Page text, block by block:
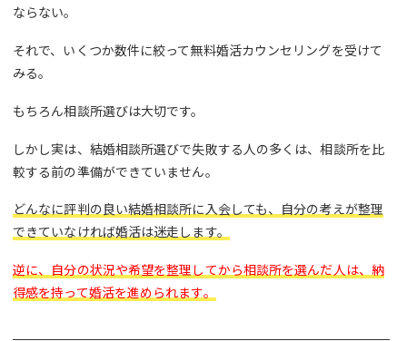
ならない。
それで、いくつか数件に絞って無料婚活カウンセリングを受けて
みる。
もちろん相談所選びは大切です。
しかし実は、結婚相談所選びで失敗する人の多くは、相談所を比
較する前の準備ができていません。
どんなに評判の良い結婚相談所に入会しても、自分の考えが整理
できていなければ婚活は迷走します。
逆に、自分の状況や希望を整理してから相談所を選んだ人は、納
得感を持って婚活を進められます。